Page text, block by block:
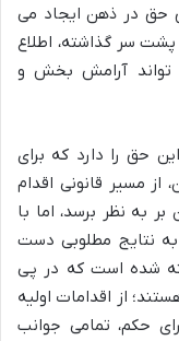
حق در ذهن ایجاد می
پشت سر گذاشته، اطلاع
تواند آرامش بخش و
حق را دارد که برای
از مسیر قانونی اقدام
به نظر برسد، اما با
نتایج مطلوبی دست
شده است که در پی
از اقدامات اولیه
حکم، تمامی جوانب